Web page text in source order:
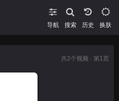
导航 搜索 换肤
共2个视频 · 第1页